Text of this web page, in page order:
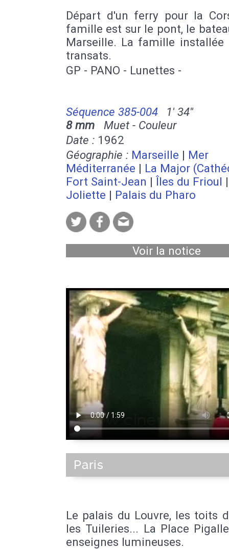
Départ d'un ferry pour la
famille est sur le pont, le
Marseille. La famille installée
transats.
GP - PANO - Lunettes -
Séquence 385-004
1' 34''
8 mm Muet - Couleur
Date : 1962
Géographie : Marseille | Mer
Méditerranée | La Major
Fort Saint-Jean | Îles du Frioul
Joliette | Palais du Pharo
Voir la notice
Paris
Le palais du Louvre, les toits
les Tuileries... La Place
enseignes lumineuses.